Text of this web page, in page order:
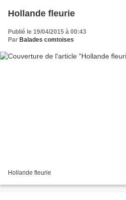
Hollande fleurie
Publié le 19/04/2015 à 00:43
Par Balades comtoises
Hollande fleurie